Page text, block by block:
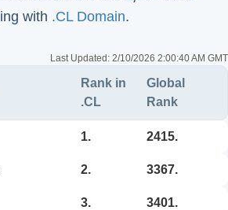
with .CL Domain.
Last Updated: 2/10/2026 2:00:40 AM GMT
Rank in
.CL
Global
Rank
1. 2415.
2. 3367.
3. 3401.